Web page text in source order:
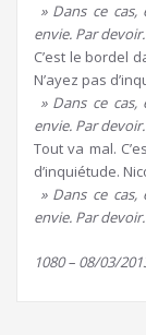
» Dans ce cas,
envie. Par
C’est le bordel
N’ayez pas
» Dans ce cas,
envie. Par
Tout va mal.
d’inquiétude.
» Dans ce cas,
envie. Par
1080 – 08/03/